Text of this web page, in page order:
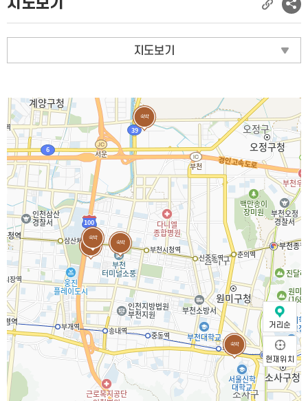
현
재
페
지
사
소
셜
네
워
보
기
지도보기
숙박
숙박
숙박
숙박
숙박
거리순
현재위치